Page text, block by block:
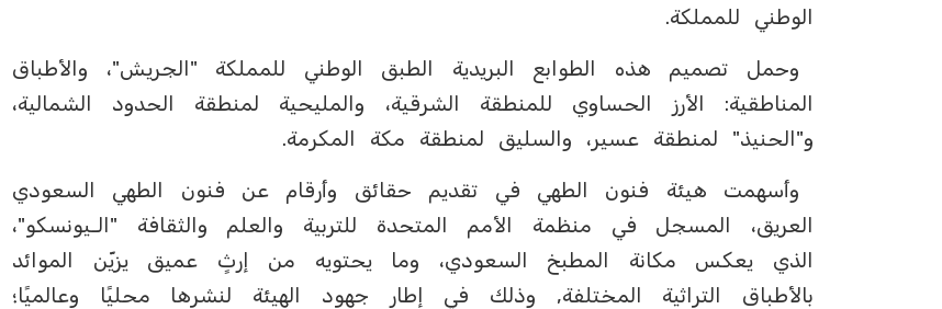
الوطني للمملكة.
وحمل تصميم هذه الطوابع البريدية الطبق الوطني للمملكة "الجريش"، والأطباق
المناطقية: الأرز الحساوي للمنطقة الشرقية، والمليحية لمنطقة الحدود الشمالية،
و"الحنيذ" لمنطقة عسير، والسليق لمنطقة مكة المكرمة.
وأسهمت هيئة فنون الطهي في تقديم حقائق وأرقام عن فنون الطهي السعودي
العريق، المسجل في منظمة الأمم المتحدة للتربية والعلم والثقافة ‏"الـيونسكو"،
الذي يعكس مكانة المطبخ السعودي، وما يحتويه من إرثٍ عميق يزيّن الموائد
بالأطباق التراثية المختلفة, وذلك في إطار جهود الهيئة لنشرها محليًا وعالميًا؛